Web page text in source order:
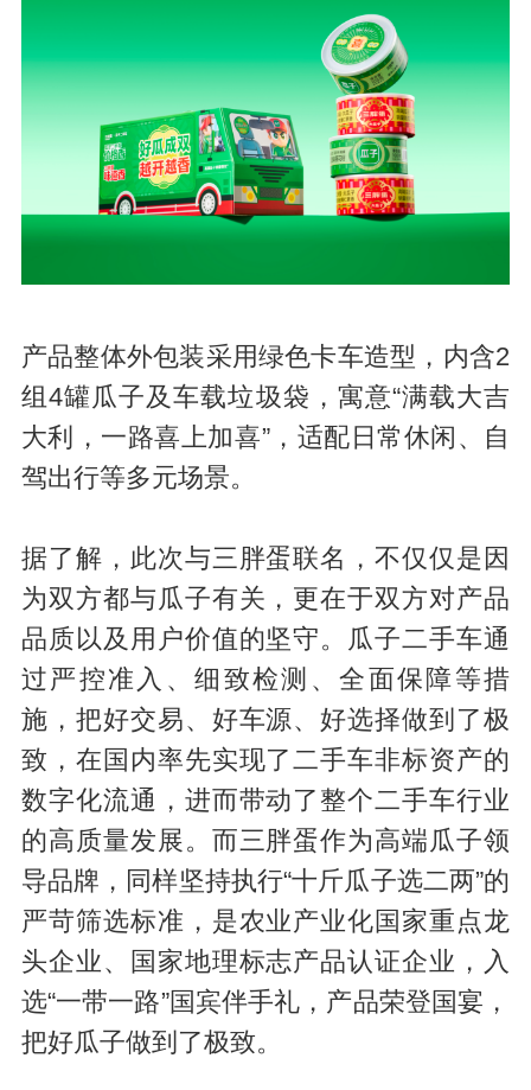
产品整体外包装采用绿色卡车造型，内含2
组4罐瓜子及车载垃圾袋，寓意“满载大吉
大利，一路喜上加喜”，适配日常休闲、自
驾出行等多元场景。
据了解，此次与三胖蛋联名，不仅仅是因
为双方都与瓜子有关，更在于双方对产品
品质以及用户价值的坚守。瓜子二手车通
过严控准入、细致检测、全面保障等措
施，把好交易、好车源、好选择做到了极
致，在国内率先实现了二手车非标资产的
数字化流通，进而带动了整个二手车行业
的高质量发展。而三胖蛋作为高端瓜子领
导品牌，同样坚持执行“十斤瓜子选二两”的
严苛筛选标准，是农业产业化国家重点龙
头企业、国家地理标志产品认证企业，入
选“一带一路”国宾伴手礼，产品荣登国宴，
把好瓜子做到了极致。